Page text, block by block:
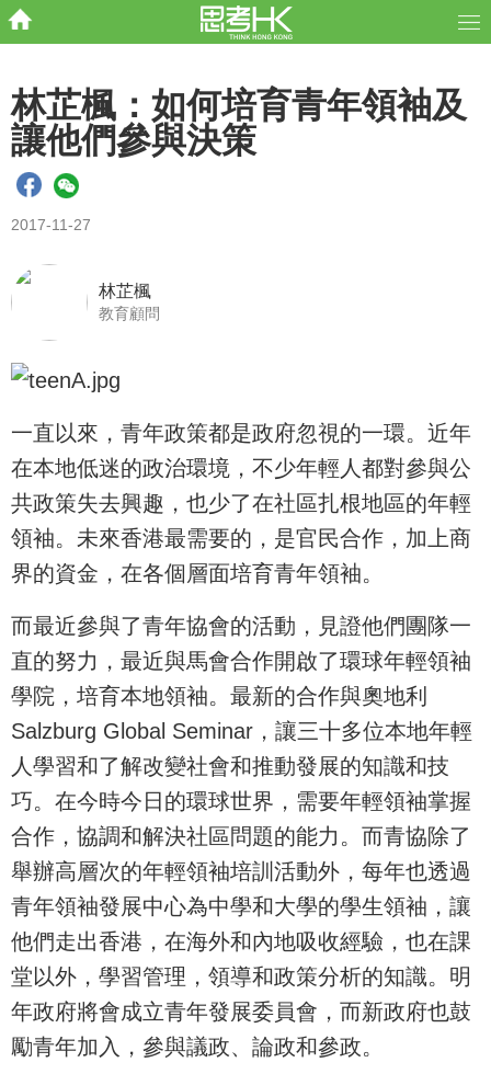
林芷楓：如何培育青年領袖及
讓他們參與決策
2017-11-27
林芷楓
教育顧問
一直以來，青年政策都是政府忽視的一環。近年
在本地低迷的政治環境，不少年輕人都對參與公
共政策失去興趣，也少了在社區扎根地區的年輕
領袖。未來香港最需要的，是官民合作，加上商
界的資金，在各個層面培育青年領袖。
而最近參與了青年協會的活動，見證他們團隊一
直的努力，最近與馬會合作開啟了環球年輕領袖
學院，培育本地領袖。最新的合作與奧地利
Salzburg Global Seminar，讓三十多位本地年輕
人學習和了解改變社會和推動發展的知識和技
巧。在今時今日的環球世界，需要年輕領袖掌握
合作，協調和解決社區問題的能力。而青協除了
舉辦高層次的年輕領袖培訓活動外，每年也透過
青年領袖發展中心為中學和大學的學生領袖，讓
他們走出香港，在海外和內地吸收經驗，也在課
堂以外，學習管理，領導和政策分析的知識。明
年政府將會成立青年發展委員會，而新政府也鼓
勵青年加入，參與議政、論政和參政。